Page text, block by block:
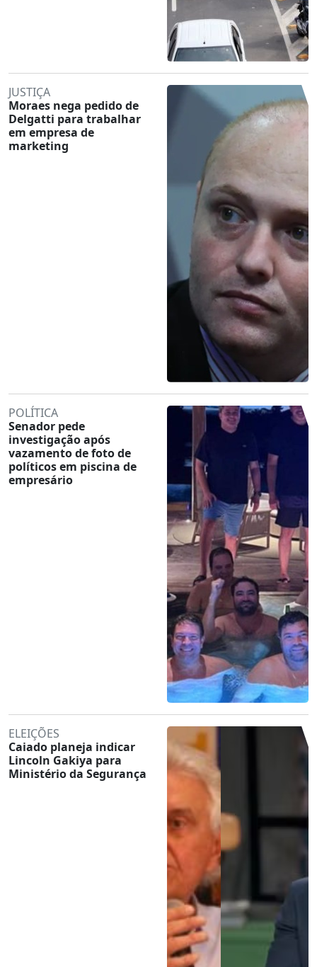
JUSTIÇA
Moraes nega pedido de
Delgatti para trabalhar
em empresa de
marketing
POLÍTICA
Senador pede
investigação após
vazamento de foto de
políticos em piscina de
empresário
ELEIÇÕES
Caiado planeja indicar
Lincoln Gakiya para
Ministério da Segurança